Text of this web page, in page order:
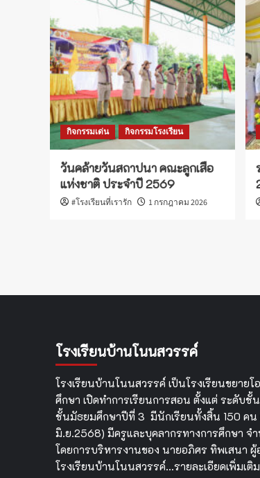
กิจกรรมเด่น กิจกรรมโรงเรียน
วันคล้ายวันสถาปนา คณะลูกเสือ
แห่งชาติ ประจำปี 2569
#โรงเรียนที่เรารัก 1 กรกฎาคม 2026
โรงเรียนบ้านโนนสวรรค์
โรงเรียนบ้านโนนสวรรค์ เป็นโรงเรียนขยายโ
ศึกษา เปิดทำการเรียนการสอน ตั้งแต่ ระดับชั้
ชั้นมัธยมศึกษาปีที่ 3 มีนักเรียนทั้งสิ้น 150 คน
มิ.ย.2568) มีครูและบุคลากรทางการศึกษา จ
โดยการบริหารงานของ นายอภิศร ทิพเสนา ผู้
โรงเรียนบ้านโนนสวรรค์…รายละเอียดเพิ่มเติม